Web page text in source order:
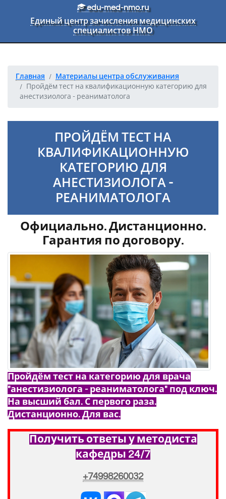
Перейти к основному текстуedu-med-nmo.ru
Единый центр зачисления медицинских
специалистов НМО
Главная
Материалы центра обслуживания
Пройдём тест на квалификационную категорию для
анестизиолога - реаниматолога
ПРОЙДЁМ ТЕСТ НА
КВАЛИФИКАЦИОННУЮ
КАТЕГОРИЮ ДЛЯ
АНЕСТИЗИОЛОГА -
РЕАНИМАТОЛОГА
Официально. Дистанционно.
Гарантия по договору.
Пройдём тест на категорию для врача
"анестизиолога - реаниматолога" под ключ.
На высший бал. С первого раза.
Дистанционно. Для вас.
Получить ответы у методиста
кафедры 24/7
+74998260032